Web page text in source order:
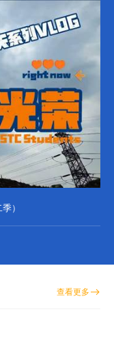
）
查看更多